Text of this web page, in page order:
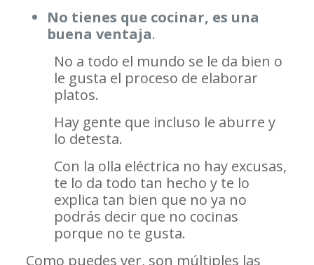
No tienes que cocinar, es una
buena ventaja.
No a todo el mundo se le da bien o
le gusta el proceso de elaborar
platos.
Hay gente que incluso le aburre y
lo detesta.
Con la olla eléctrica no hay excusas,
te lo da todo tan hecho y te lo
explica tan bien que no ya no
podrás decir que no cocinas
porque no te gusta.
Como puedes ver, son múltiples las